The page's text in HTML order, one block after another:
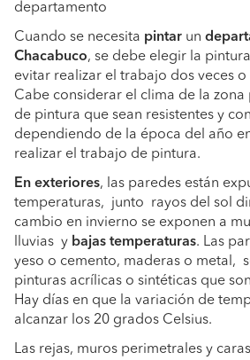
departamento
Cuando se necesita pintar un
Chacabuco, se debe elegir la
evitar realizar el trabajo dos veces
Cabe considerar el clima de la
de pintura que sean resistentes y
dependiendo de la época del año
realizar el trabajo de pintura.
En exteriores, las paredes están
temperaturas, junto rayos del sol
cambio en invierno se exponen a
lluvias y bajas temperaturas. Las
yeso o cemento, maderas o metal,
pinturas acrílicas o sintéticas que
Hay días en que la variación de
alcanzar los 20 grados Celsius.
Las rejas, muros perimetrales y